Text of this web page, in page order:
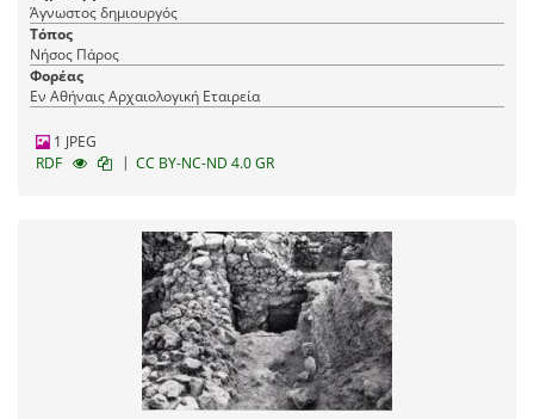
Άγνωστος δημιουργός
Τόπος
Νήσος Πάρος
Φορέας
Εν Αθήναις Αρχαιολογική Εταιρεία
1 JPEG
RDF
| CC BY-NC-ND 4.0 GR